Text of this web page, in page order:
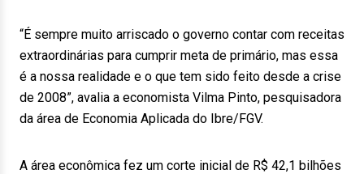
“É sempre muito arriscado o governo contar com receitas
extraordinárias para cumprir meta de primário, mas essa
é a nossa realidade e o que tem sido feito desde a crise
de 2008”, avalia a economista Vilma Pinto, pesquisadora
da área de Economia Aplicada do Ibre/FGV.
A área econômica fez um corte inicial de R$ 42,1 bilhões